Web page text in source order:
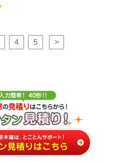
4 5 >